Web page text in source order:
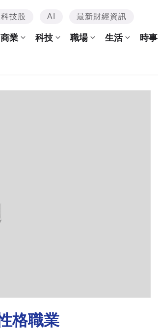
技股 AI 最新財經資訊
商業 科技 職場 生活 時事
格職業